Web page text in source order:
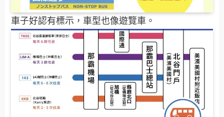
車子好認有標示，車型也像遊覽車。